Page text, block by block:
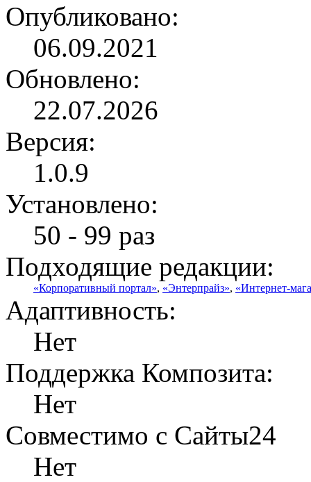
Опубликовано:
06.09.2021
Обновлено:
22.07.2026
Версия:
1.0.9
Установлено:
50 - 99 раз
Подходящие редакции:
«Корпоративный портал», «Энтерпрайз», «Интернет-
Адаптивность:
Нет
Поддержка Композита:
Нет
Совместимо с Сайты24
Нет